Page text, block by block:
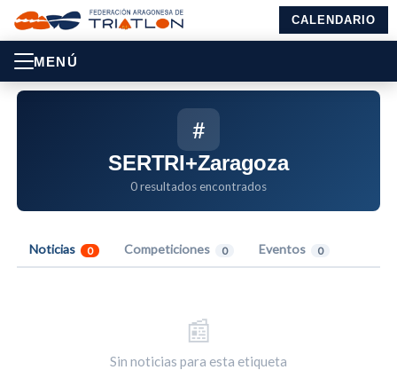
CALENDARIO
MENÚ
#
SERTRI+Zaragoza
0 resultados encontrados
Noticias 0 Competiciones 0 Eventos 0
📰
Sin noticias para esta etiqueta